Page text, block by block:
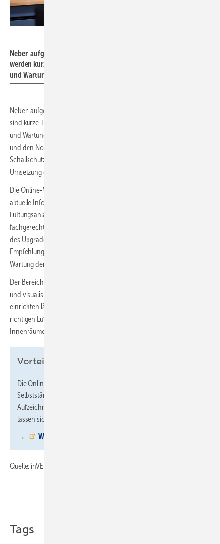
Neben aufgezeichneten Webinaren aus der -Lüftungsschule
werden kurze Tutorials gezeigt, welche die Montage, Reinigung
und Wartung der inVENTer-Systeme anschaulich erklären.
Neben aufgezeichneten Webinaren aus der inVENTer-Lüftungsschule
sind kurze Tutorials verfügbar. Diese erklären die Montage, Reinigung
und Wartung der Systeme. Eine Rubrik widmet sich dem Schallschutz
und den Normen. Hier finden Nutzer Informationen zu geeigneten
Schallschutzmaßnahmen für dezentrale Lüftungssysteme sowie zur
Umsetzung energetischer Sanierungen mit Lüftung.
Die Online-Mediathek bietet zudem Vorstellungen neuer Produkte und
aktuelle Informationen rund um das Thema Förderung von
Lüftungsanlagen. Schritt-für-Schritt-Anleitungen zeigen den
fachgerechten Einbau der Lüftungsgeräte und ihres Zubehörs, bspw.
des Upgrade-Sets für ältere dezentrale Lüfter. Ebenso sind
Empfehlungen und Anleitungen für die korrekte Reinigung und
Wartung der Geräte enthalten.
Der Bereich „Connect“ erläutert die Funktionsweise des Funksystems
und visualisiert, wie sich das kabellose Reglersystem eigenständig
einrichten lässt. Die Tutorials vermitteln darüber hinaus Wissen zum
richtigen Lüften sowie Tipps für die optimale Belüftung der
Innenräume.
Vorteile für Anwender
Die Online-Mediathek verhilft Anwendern zu mehr
Selbstständigkeit beim Einbau der inVENTer-Lüftungstechnik. Die
Aufzeichnungen vergangener Webinare der Lüftungsschule
lassen sich jederzeit von zu Hause aus ansehen.
→ Weitere Informationen
Quelle: inVENTer / fl
Tags